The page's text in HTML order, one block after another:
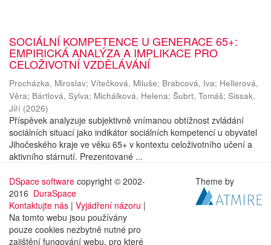
SOCIÁLNÍ KOMPETENCE U GENERACE 65+:
EMPIRICKÁ ANALÝZA A IMPLIKACE PRO
CELOŽIVOTNÍ VZDĚLÁVÁNÍ
Procházka, Miroslav; Vítečková, Miluše; Brabcová, Iva; Hellerová,
Věra; Bártlová, Sylva; Michálková, Helena; Šubrt, Tomáš; Sissak,
Jiří (2026)
Příspěvek analyzuje subjektivně vnímanou obtížnost zvládání
sociálních situací jako indikátor sociálních kompetencí u obyvatel
Jihočeského kraje ve věku 65+ v kontextu celoživotního učení a
aktivního stárnutí. Prezentované ...
DSpace software copyright © 2002-
2016 DuraSpace
Kontaktujte nás | Vyjádření názoru |
Na tomto webu jsou používány
pouze cookies nezbytně nutné pro
zajištění fungování webu, pro které
Theme by